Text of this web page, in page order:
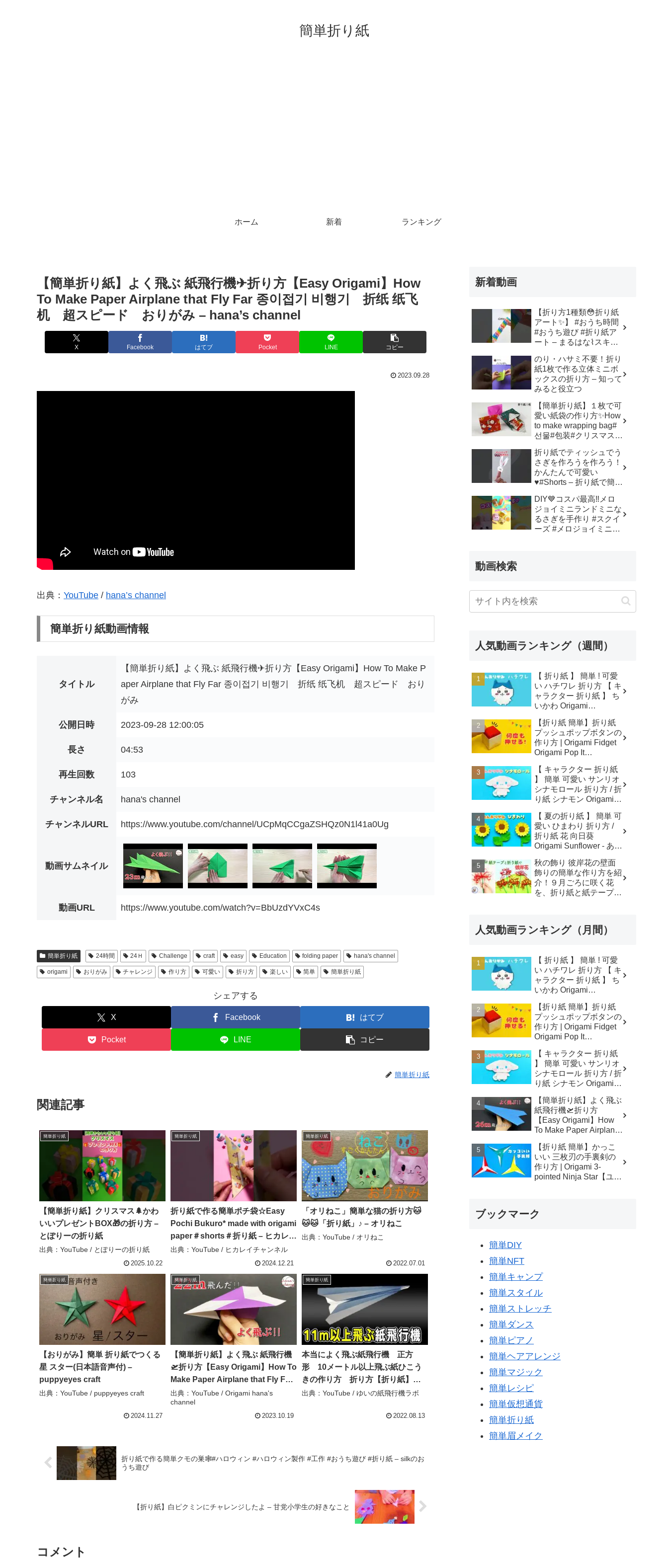
簡単折り紙
ホーム 新着 ランキング
【簡単折り紙】よく飛ぶ 紙飛行機✈折り方【Easy Origami】How
To Make Paper Airplane that Fly Far 종이접기 비행기 折纸 纸飞
机 超スピード おりがみ – hana’s channel
X Facebook はてブ Pocket LINE コピー
2023.09.28
出典： YouTube / hana’s channel
簡単折り紙動画情報
タイトル
【簡単折り紙】よく飛ぶ 紙飛行機✈折り方【Easy Origami】How To Make P
aper Airplane that Fly Far 종이접기 비행기 折纸 纸飞机 超スピード おり
がみ
公開日時 2023-09-28 12:00:05
長さ 04:53
再生回数 103
チャンネル名 hana's channel
チャンネルURL https://www.youtube.com/channel/UCpMqCCgaZSHQz0N1l41a0Ug
動画サムネイル
動画URL https://www.youtube.com/watch?v=BbUzdYVxC4s
簡単折り紙 24時間 24Ｈ Challenge craft easy Education folding paper hana's channel
origami おりがみ チャレンジ 作り方 可愛い 折り方 楽しい 简单 簡単折り紙
シェアする
X Facebook はてブ
Pocket LINE コピー
簡単折り紙
関連記事
簡単折り紙
【簡単折り紙】クリスマス🌲かわ
いいプレゼントBOX🎁の折り方 –
とぽりーの折り紙
出典：YouTube / とぽりーの折り紙
2025.10.22
簡単折り紙
折り紙で作る簡単ポチ袋☆Easy
Pochi Bukuro* made with origami
paper＃shorts＃折り紙 – ヒカレイ
チャンネル
出典：YouTube / ヒカレイチャンネル
2024.12.21
簡単折り紙
「オリねこ」簡単な猫の折り方🐱
🐱🐱「折り紙」♪ – オリねこ
出典：YouTube / オリねこ
2022.07.01
簡単折り紙
【おりがみ】簡単 折り紙でつくる
星 スター(日本語音声付) –
puppyeyes craft
出典：YouTube / puppyeyes craft
2024.11.27
簡単折り紙
【簡単折り紙】よく飛ぶ 紙飛行機
🛫折り方【Easy Origami】How To
Make Paper Airplane that Fly Far
종이접기 비행기 折纸 纸飞机 ス
ピード おりがみ – Origami
出典：YouTube / Origami hana's
channel
2023.10.19
簡単折り紙
本当によく飛ぶ紙飛行機 正方
形 10メートル以上飛ぶ紙ひこう
きの作り方 折り方【折り紙】
[Origami]How to fold a paper
出典：YouTube / ゆいの紙飛行機ラボ
2022.08.13
折り紙で作る簡単クモの巣🕸️#ハロウィン #ハロウィン製作 #工作 #おうち遊び #折り紙 – silkのお
うち遊び
【折り紙】白ピクミンにチャレンジしたよ – 甘党小学生の好きなこと
コメント
新着動画
【折り方1種類😳折り紙
アート✨】 #おうち時間
#おうち遊び #折り紙ア
ート – まるはな⌇スキマ
び
のり・ハサミ不要！折り
紙1枚で作る立体ミニボ
ックスの折り方 – 知って
みると役立つ
【簡単折り紙】１枚で可
愛い紙袋の作り方✨How
to make wrapping bag#
선물#包装#クリスマス#
#bag#折り方#おりがみ
#origami#摺紙#종이접기
#作り方 – Origami
hana’s channel
折り紙でティッシュでう
さぎを作ろうを作ろう！
かんたんで可愛い
♥#Shorts – 折り紙で簡単
**handmadeチャンネル
DIY💙コスパ最高‼️メロ
ジョイミニランドミニな
るさぎを手作り #スクイ
ーズ #メロジョイミニラ
動画検索
人気動画ランキング（週間）
【 折り紙 】 簡単 ! 可愛
い ハチワレ 折り方 【 キ
ャラクター 折り紙 】 ち
いかわ Origami
HACHIWARE - あおいの
折り紙 Aoi's origami
【折り紙 簡単】折り紙
プッシュポップボタンの
作り方 | Origami Fidget
Origami Pop It
ニオリ - University of
Origami
【 キャラクター 折り紙
】 簡単 可愛い サンリオ
シナモロール 折り方 / 折
り紙 シナモン Origami
いの折り紙 Aoi's origami
【 夏の折り紙 】 簡単 可
愛い ひまわり 折り方 /
折り紙 花 向日葵
Origami Sunflower - あお
秋の飾り 彼岸花の壁面
飾りの簡単な作り方を紹
介！９月ごろに咲く花
を、折り紙と紙テープで
人気動画ランキング（月間）
【 折り紙 】 簡単 ! 可愛
い ハチワレ 折り方 【 キ
ャラクター 折り紙 】 ち
いかわ Origami
HACHIWARE - あおいの
折り紙 Aoi's origami
【折り紙 簡単】折り紙
プッシュポップボタンの
作り方 | Origami Fidget
Origami Pop It
ニオリ - University of
Origami
【 キャラクター 折り紙
】 簡単 可愛い サンリオ
シナモロール 折り方 / 折
り紙 シナモン Origami
いの折り紙 Aoi's origami
【簡単折り紙】よく飛ぶ
紙飛行機🛫折り方
【Easy Origami】How
To Make Paper Airplane
행기 折纸 纸飞机 超
スピード おりがみ -
hana's channel
【折り紙 簡単】かっこ
いい 三枚刃の手裏剣の
作り方 | Origami 3-
pointed Ninja Star【ユニ
ブックマーク
簡単DIY
簡単NFT
簡単キャンプ
簡単スタイル
簡単ストレッチ
簡単ダンス
簡単ピアノ
簡単ヘアアレンジ
簡単マジック
簡単レシピ
簡単仮想通貨
簡単折り紙
簡単眉メイク